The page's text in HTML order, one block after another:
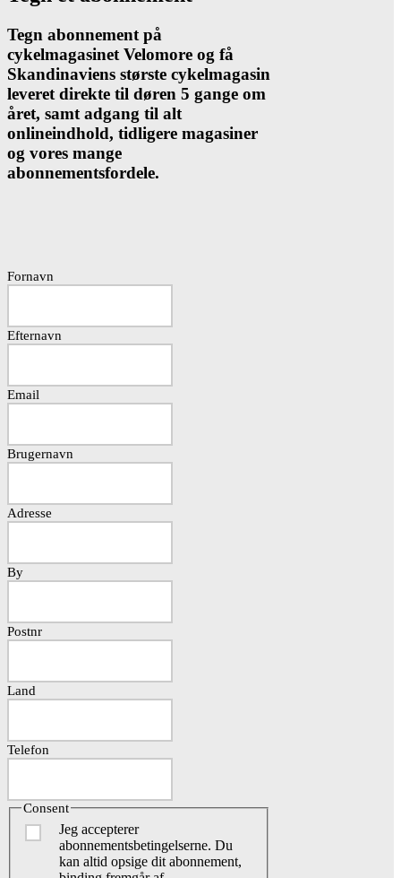
Tegn abonnement på
cykelmagasinet Velomore og få
Skandinaviens største cykelmagasin
leveret direkte til døren 5 gange om
året, samt adgang til alt
onlineindhold, tidligere magasiner
og vores mange
abonnementsfordele.
Fornavn
Efternavn
Email
Brugernavn
Adresse
By
Postnr
Land
Telefon
Consent
Jeg accepterer
abonnementsbetingelserne. Du
kan altid opsige dit abonnement,